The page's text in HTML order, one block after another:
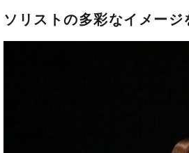
ソリストの多彩なイメー